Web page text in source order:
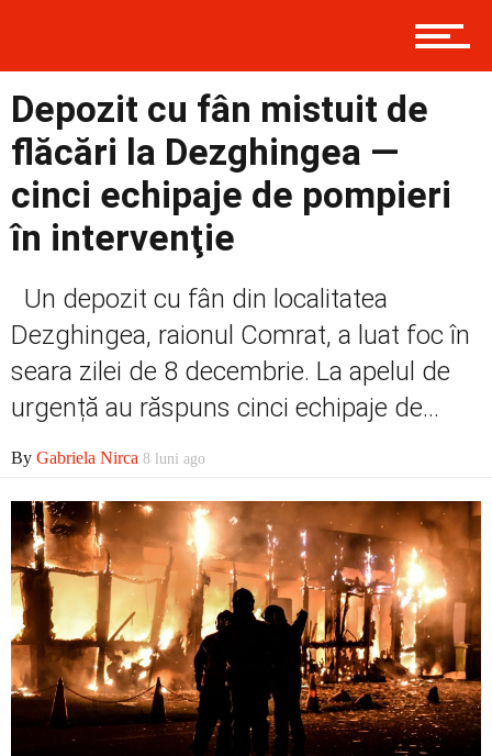
Prima
Politică
Externe
Economic
Contact
Depozit cu fân mistuit de
flăcări la Dezghingea —
cinci echipaje de pompieri
în intervenţie
Un depozit cu fân din localitatea
Dezghingea, raionul Comrat, a luat foc în
seara zilei de 8 decembrie. La apelul de
urgență au răspuns cinci echipaje de...
By Gabriela Nirca 8 luni ago